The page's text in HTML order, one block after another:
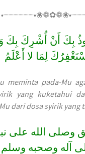
بِكَ أَنْ أُشْرِكَ بِكَ
لِمَا لا أَعْلَمُ
meminta pada-Mu
yang kuketahui
dari dosa syirik yang
وصلى الله على
آله وصحبه وسلم